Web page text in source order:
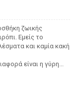
ζωικής
Εμείς το
και καμία κακή
είναι η γύρη...